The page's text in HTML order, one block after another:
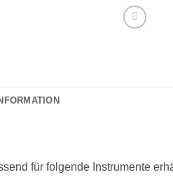
für folgende Instrumente